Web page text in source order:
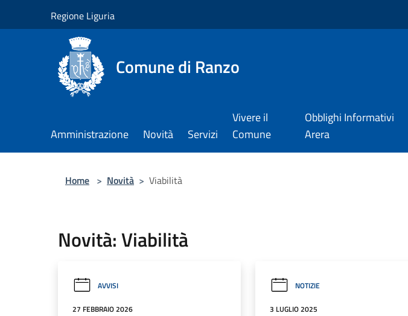
Regione Liguria
Comune di Ranzo
Amministrazione Novità Servizi
Vivere il
Comune
Obblighi Informativi
Arera
Home > Novità > Viabilità
Novità: Viabilità
AVVISI
27 FEBBRAIO 2026
NOTIZIE
3 LUGLIO 2025